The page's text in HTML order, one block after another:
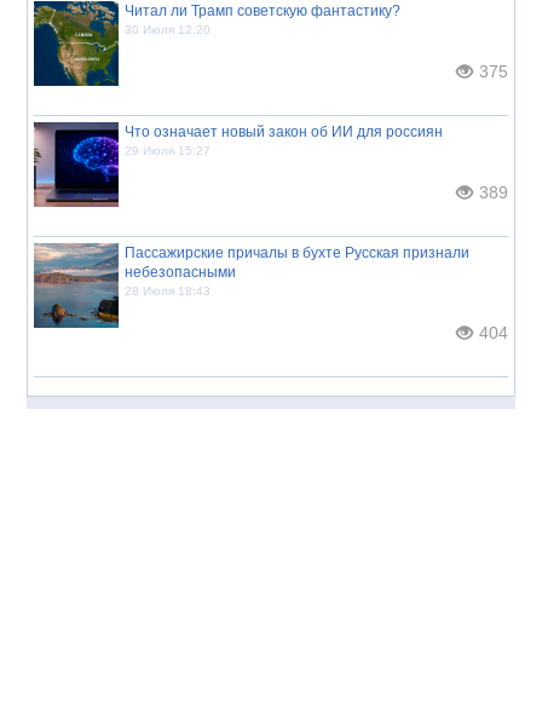
Читал ли Трамп советскую фантастику?
30 Июля 12:20
375
Что означает новый закон об ИИ для россиян
29 Июля 15:27
389
Пассажирские причалы в бухте Русская признали
небезопасными
28 Июля 18:43
404